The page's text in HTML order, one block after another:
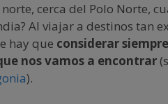
cerca del Polo Norte,
Al viajar a destinos tan
hay que considerar
nos vamos a encontrar
).